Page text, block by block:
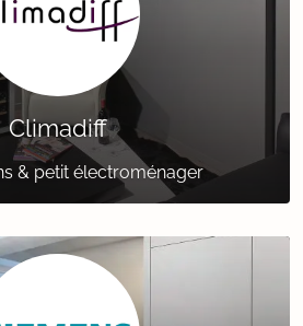
Climadiff
& petit électroménager